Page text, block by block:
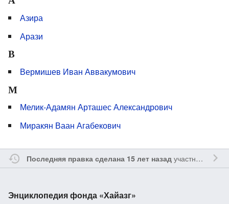
Азира
Арази
В
Вермишев Иван Аввакумович
М
Мелик-Адамян Арташес Александрович
Миракян Ваан Агабекович
Последняя правка сделана 15 лет назадучастником
Энциклопедия фонда «Хайазг»